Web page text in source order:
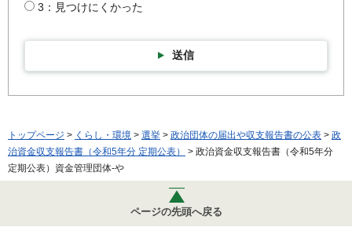
3：見つけにくかった
送信
トップページ > くらし・環境 > 選挙 > 政治団体の届出や収支報告書の公表 > 政
治資金収支報告書（令和5年分 定期公表）
> 政治資金収支報告書（令和5年分
定期公表）資金管理団体-や
ページの先頭へ戻る